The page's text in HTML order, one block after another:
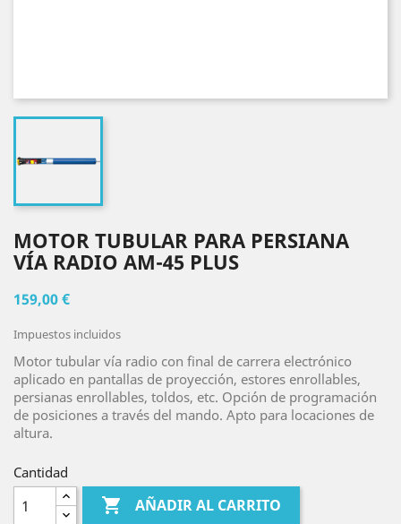
MOTOR TUBULAR PARA PERSIANA
VÍA RADIO AM-45 PLUS
159,00 €
Impuestos incluidos
Motor tubular vía radio con final de carrera electrónico
aplicado en pantallas de proyección, estores enrollables,
persianas enrollables, toldos, etc. Opción de programación
de posiciones a través del mando. Apto para locaciones de
altura.
Cantidad
 AÑADIR AL CARRITO